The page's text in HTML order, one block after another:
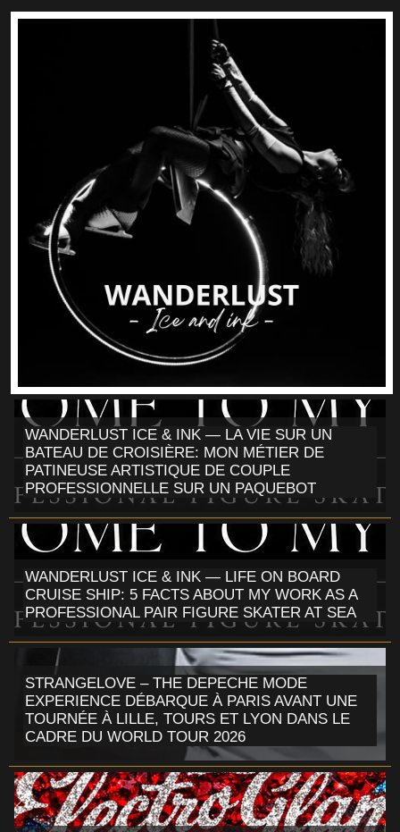
WANDERLUST ICE & INK — LA VIE SUR UN
BATEAU DE CROISIÈRE: MON MÉTIER DE
PATINEUSE ARTISTIQUE DE COUPLE
PROFESSIONNELLE SUR UN PAQUEBOT
WANDERLUST ICE & INK — LIFE ON BOARD
CRUISE SHIP: 5 FACTS ABOUT MY WORK AS A
PROFESSIONAL PAIR FIGURE SKATER AT SEA
STRANGELOVE – THE DEPECHE MODE
EXPERIENCE DÉBARQUE À PARIS AVANT UNE
TOURNÉE À LILLE, TOURS ET LYON DANS LE
CADRE DU WORLD TOUR 2026